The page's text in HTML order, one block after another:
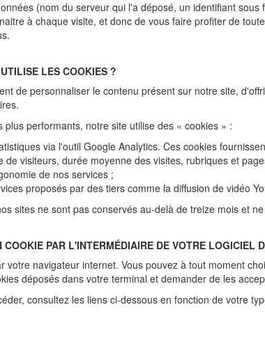
(nom du serveur qui l'a déposé, un identifiant
à chaque visite, et donc de vous faire profiter de
LES COOKIES ?
de personnaliser le contenu présent sur notre site,
plus performants, notre site utilise des « cookies » :
via l'outil Google Analytics. Ces cookies
de visiteurs, durée moyenne des visites, rubriques et
de nos services ;
proposés par des tiers comme la diffusion de vidéo
sites ne sont pas conservés au-delà de treize mois et
COOKIE PAR L'INTERMÉDIAIRE DE VOTRE LOGICIEL
votre navigateur internet. Vous pouvez à tout moment
déposés dans votre terminal et demander de les
consultez les liens ci-dessous en fonction de votre